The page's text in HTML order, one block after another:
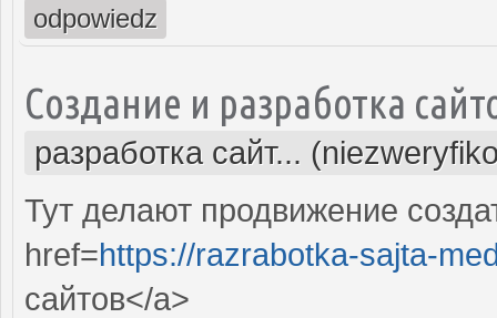
odpowiedz
Создание и разработка
разработка сайт...
Тут делают продвижение
href=https://razrabotka-sajta-
сайтов</a>